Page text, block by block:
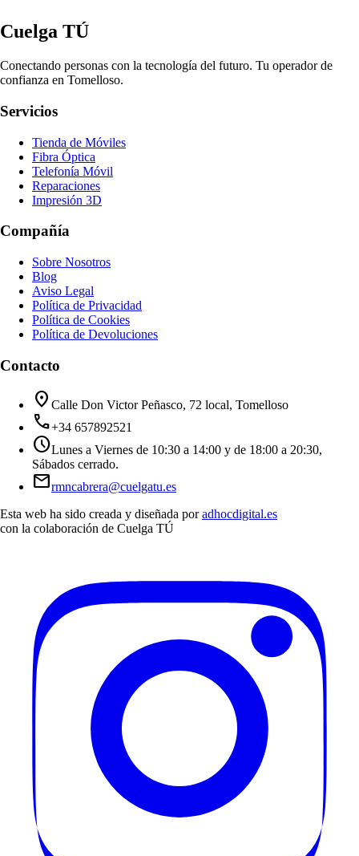
Cuelga TÚ
Conectando personas con la tecnología del futuro. Tu operador de
confianza en Tomelloso.
Servicios
Tienda de Móviles
Fibra Óptica
Telefonía Móvil
Reparaciones
Impresión 3D
Compañía
Sobre Nosotros
Blog
Aviso Legal
Política de Privacidad
Política de Cookies
Política de Devoluciones
Contacto
location_on Calle Don Victor Peñasco, 72 local, Tomelloso
call+34 657892521
scheduleLunes a Viernes de 10:30 a 14:00 y de 18:00 a 20:30,
Sábados cerrado.
mailrmncabrera@cuelgatu.es
Esta web ha sido creada y diseñada por adhocdigital.es
con la colaboración de Cuelga TÚ